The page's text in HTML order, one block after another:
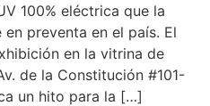
100% eléctrica que la
preventa en el país. El
en la vitrina de
de la Constitución #101-
un hito para la […]